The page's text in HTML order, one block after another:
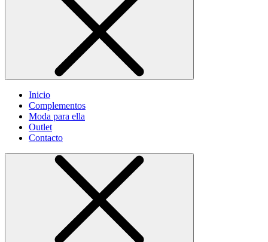
Inicio
Complementos
Moda para ella
Outlet
Contacto